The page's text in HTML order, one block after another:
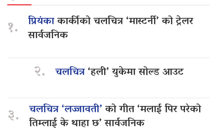
१. प्रियंकाकार्कीको चलचित्र ‘मास्टर्नी’ को ट्रेलर
सार्वजनिक
२. चलचित्र‘हली’ युकेमा सोल्ड आउट
३. चलचित्र ‘लज्जावती’को गीत ‘मलाई पिर परेको
तिम्लाई के थाहा छ’ सार्वजनिक